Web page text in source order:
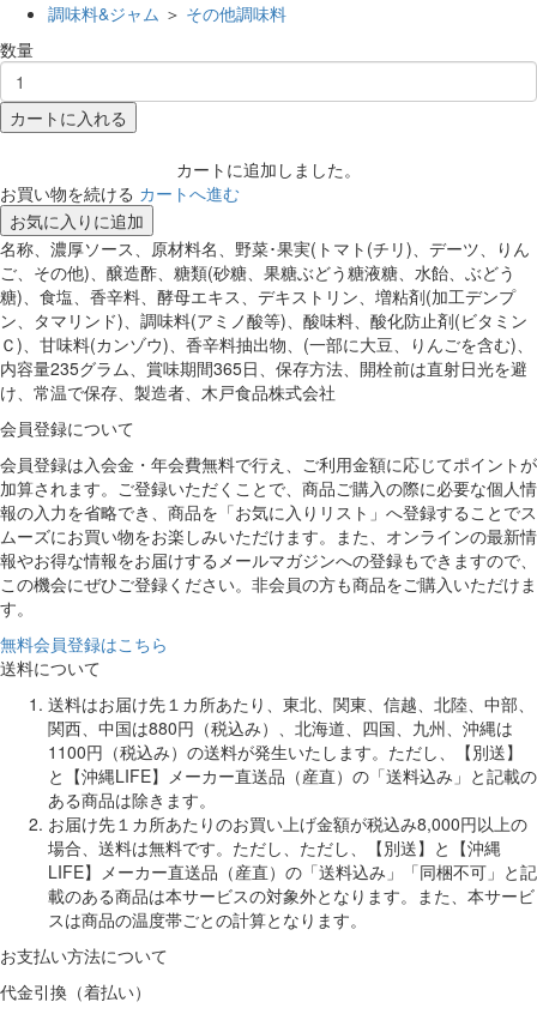
調味料&ジャム ＞ その他調味料
数量
カートに入れる
カートに追加しました。
お買い物を続ける カートへ進む
お気に入りに追加
名称、濃厚ソース、原材料名、野菜･果実(トマト(チリ)、デーツ、りん
ご、その他)、醸造酢、糖類(砂糖、果糖ぶどう糖液糖、水飴、ぶどう
糖)、食塩、香辛料、酵母エキス、デキストリン、増粘剤(加工デンプ
ン、タマリンド)、調味料(アミノ酸等)、酸味料、酸化防止剤(ビタミン
Ｃ)、甘味料(カンゾウ)、香辛料抽出物、(一部に大豆、りんごを含む)、
内容量235グラム、賞味期間365日、保存方法、開栓前は直射日光を避
け、常温で保存、製造者、木戸食品株式会社
会員登録について
会員登録は入会金・年会費無料で行え、ご利用金額に応じてポイントが
加算されます。ご登録いただくことで、商品ご購入の際に必要な個人情
報の入力を省略でき、商品を「お気に入りリスト」へ登録することでス
ムーズにお買い物をお楽しみいただけます。また、オンラインの最新情
報やお得な情報をお届けするメールマガジンへの登録もできますので、
この機会にぜひご登録ください。非会員の方も商品をご購入いただけま
す。
無料会員登録はこちら
送料について
送料はお届け先１カ所あたり、東北、関東、信越、北陸、中部、
関西、中国は880円（税込み）、北海道、四国、九州、沖縄は
1100円（税込み）の送料が発生いたします。ただし、【別送】
と【沖縄LIFE】メーカー直送品（産直）の「送料込み」と記載の
ある商品は除きます。
お届け先１カ所あたりのお買い上げ金額が税込み8,000円以上の
場合、送料は無料です。ただし、ただし、【別送】と【沖縄
LIFE】メーカー直送品（産直）の「送料込み」「同梱不可」と記
載のある商品は本サービスの対象外となります。また、本サービ
スは商品の温度帯ごとの計算となります。
お支払い方法について
代金引換（着払い）